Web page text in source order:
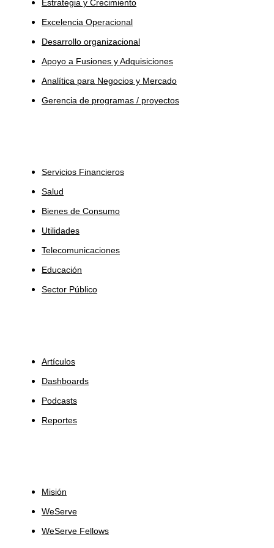
Estrategia y Crecimiento
Excelencia Operacional
Desarrollo organizacional
Apoyo a Fusiones y Adquisiciones
Analítica para Negocios y Mercado
Gerencia de programas / proyectos
Servicios Financieros
Salud
Bienes de Consumo
Utilidades
Telecomunicaciones
Educación
Sector Público
Artículos
Dashboards
Podcasts
Reportes
Misión
WeServe
WeServe Fellows